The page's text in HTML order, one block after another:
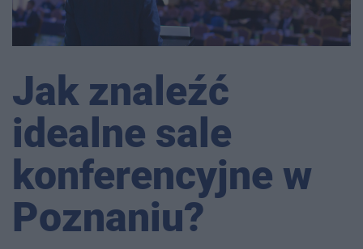
Jak znaleźć
idealne sale
konferencyjne w
Poznaniu?